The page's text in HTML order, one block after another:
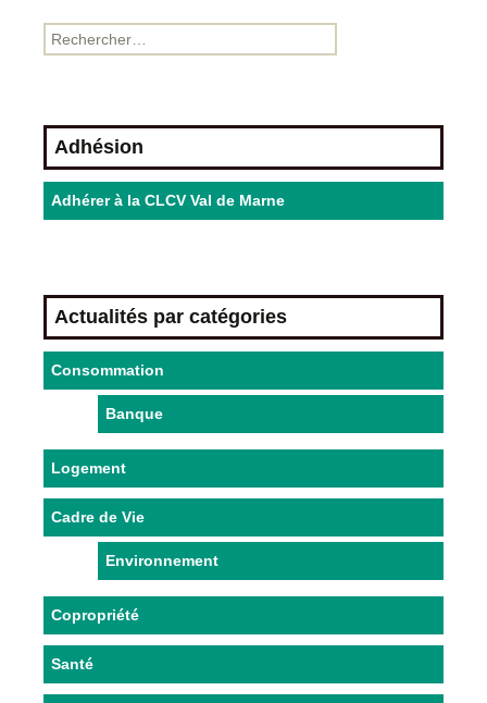
Adhésion
Adhérer à la CLCV Val de Marne
Actualités par catégories
Consommation
Banque
Logement
Cadre de Vie
Environnement
Copropriété
Santé